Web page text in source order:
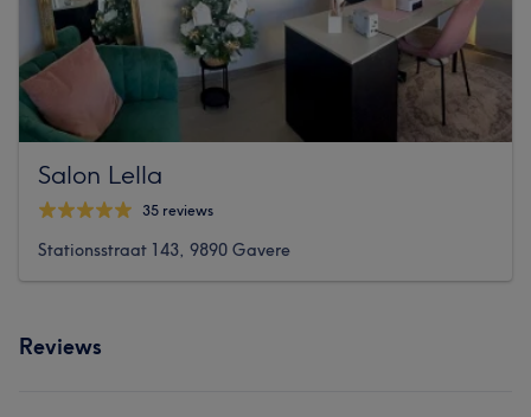
Salon Lella
35 reviews
Stationsstraat 143, 9890 Gavere
Reviews